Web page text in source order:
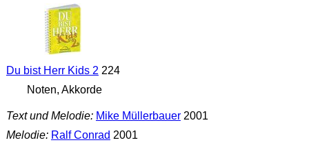
Du bist Herr Kids 2 224
Noten, Akkorde
Text und Melodie: Mike Müllerbauer2001
Melodie: Ralf Conrad 2001